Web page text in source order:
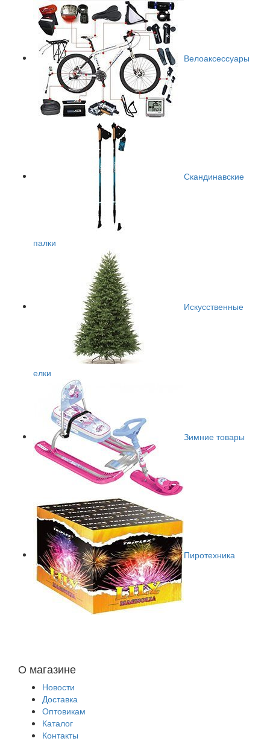
Велоаксессуары
Скандинавские
палки
Искусственные
елки
Зимние товары
Пиротехника
О магазине
Новости
Доставка
Оптовикам
Каталог
Контакты